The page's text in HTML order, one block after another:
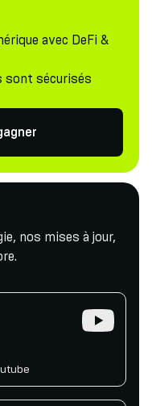
avec DeFi &
sont sécurisés
nos mises à jour,